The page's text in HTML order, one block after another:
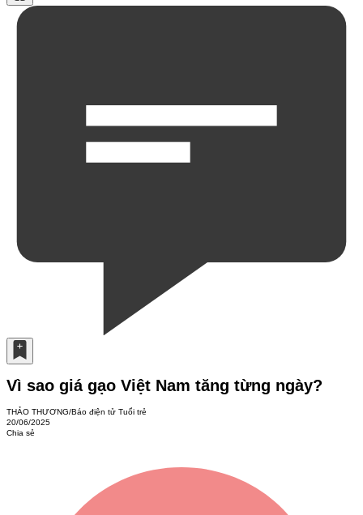
Vì sao giá gạo Việt Nam tăng từng ngày?
THẢO THƯƠNG/Báo điện tử Tuổi trẻ
20/06/2025
Chia sẻ